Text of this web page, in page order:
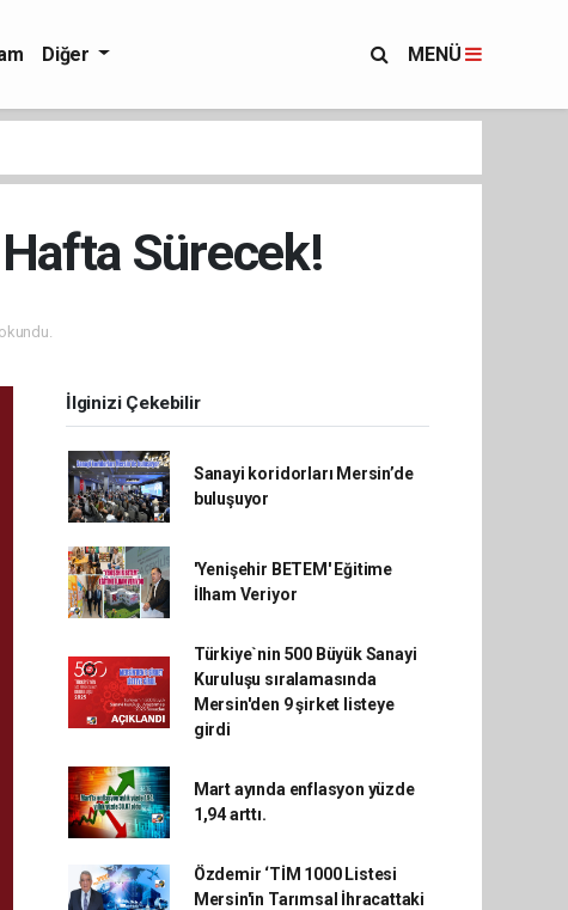
Diğer MENÜ
Sürecek!
İlginizi Çekebilir
Sanayi koridorları Mersin’de
buluşuyor
'Yenişehir BETEM' Eğitime
İlham Veriyor
Türkiye`nin 500 Büyük Sanayi
Kuruluşu sıralamasında
Mersin'den 9 şirket listeye
girdi
Mart ayında enflasyon yüzde
1,94 arttı.
Özdemir ‘TİM 1000 Listesi
Mersin'in Tarımsal İhracattaki